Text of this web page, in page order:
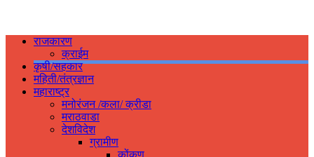
राजकारण
क्राईम
कृषी/सहकार
महिती/तंत्रज्ञान
महाराष्ट्र
मनोरंजन /कला/ क्रीडा
मराठवाडा
देशविदेश
ग्रामीण
कोंकण